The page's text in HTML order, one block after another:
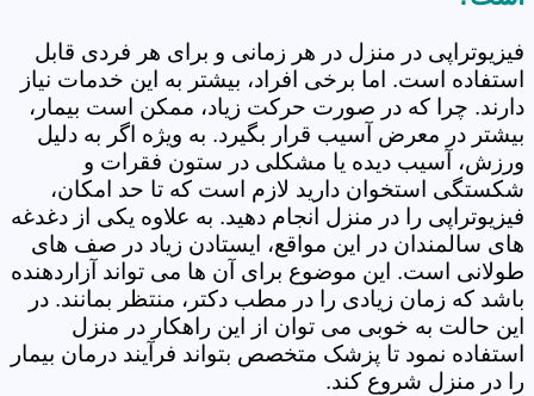
فیزیوتراپی در منزل در هر زمانی و برای هر فردی قابل
استفاده است. اما برخی افراد، بیشتر به این خدمات نیاز
دارند. چرا که در صورت حرکت زیاد، ممکن است بیمار،
بیشتر در معرض آسیب قرار بگیرد. به ویژه اگر به دلیل
ورزش، آسیب دیده یا مشکلی در ستون فقرات و
شکستگی استخوان دارید لازم است که تا حد امکان،
فیزیوتراپی را در منزل انجام دهید. به علاوه یکی از دغدغه
های سالمندان در این مواقع، ایستادن زیاد در صف های
طولانی است. این موضوع برای آن ها می تواند آزاردهنده
باشد که زمان زیادی را در مطب دکتر، منتظر بمانند. در
این حالت به خوبی می توان از این راهکار در منزل
استفاده نمود تا پزشک متخصص بتواند فرآیند درمان بیمار
را در منزل شروع کند.